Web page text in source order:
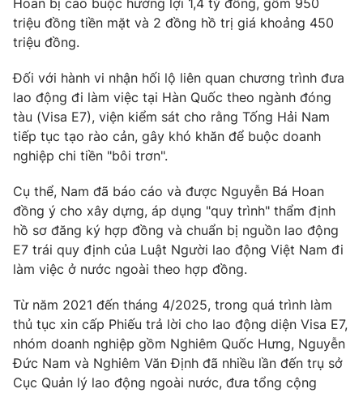
Hoan bị cáo buộc hưởng lợi 1,4 tỷ đồng, gồm 950
triệu đồng tiền mặt và 2 đồng hồ trị giá khoảng 450
triệu đồng.
Đối với hành vi nhận hối lộ liên quan chương trình đưa
lao động đi làm việc tại Hàn Quốc theo ngành đóng
tàu (Visa E7), viện kiểm sát cho rằng Tống Hải Nam
tiếp tục tạo rào cản, gây khó khăn để buộc doanh
nghiệp chi tiền "bôi trơn".
Cụ thể, Nam đã báo cáo và được Nguyễn Bá Hoan
đồng ý cho xây dựng, áp dụng "quy trình" thẩm định
hồ sơ đăng ký hợp đồng và chuẩn bị nguồn lao động
E7 trái quy định của Luật Người lao động Việt Nam đi
làm việc ở nước ngoài theo hợp đồng.
Từ năm 2021 đến tháng 4/2025, trong quá trình làm
thủ tục xin cấp Phiếu trả lời cho lao động diện Visa E7,
nhóm doanh nghiệp gồm Nghiêm Quốc Hưng, Nguyễn
Đức Nam và Nghiêm Văn Định đã nhiều lần đến trụ sở
Cục Quản lý lao động ngoài nước, đưa tổng cộng